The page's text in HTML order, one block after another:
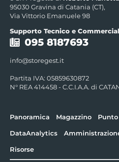
95030 Gravina di Catania (CT),
Via Vittorio Emanuele 98
Supporto Tecnico e
095 8187693
info@storegest.it
Partita IVA: 05859630872
N° REA 414458 - C.C.I.A.A. di
Panoramica Magazzino Punto
DataAnalytics
Risorse